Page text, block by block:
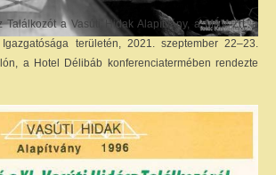
Találkozót a Vasúti Hidak Alapítvány, a MÁV Zrt. a
területén, 2021. szeptember 22–23.
a Hotel Délibáb konferenciatermében rendezte